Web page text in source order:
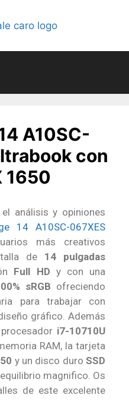
A10SC-
con
1650
análisis y opiniones
14 A10SC-067XES
más creativos
de 14 pulgadas
Full HD y con una
sRGB ofreciendo
para trabajar con
gráfico. Además
i7-10710U
RAM, la tarjeta
y un disco duro SSD
magnifico. Os
de este excelente